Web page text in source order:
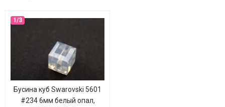
Бусина куб Swarovski 5601
#234 6мм белый опал,